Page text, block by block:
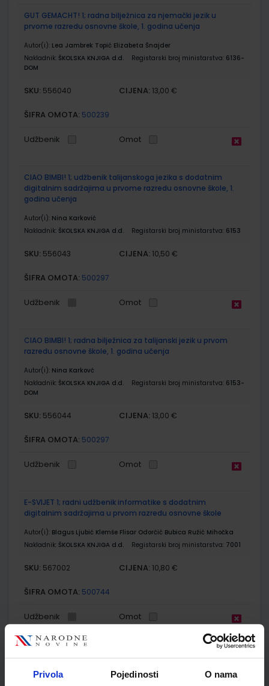
Privola Pojedinosti O nama
GUT GEMACHT! 1; radna bilježnica za njemački jezik u
prvome razredu osnovne škole, 1. godina učenja
Autor(i): Lea Jambrek Topić Elizabeta Šnajder
Nakladnik: ŠKOLSKA KNJIGA d.d. Registarski broj ministarstva: 6136-
DOM
SKU: 556040 CIJENA: 13,00 €
ŠIFRA OMOTA: 500239
Udžbenik Omot
CIAO BIMBI! 1; udžbenik talijanskoga jezika s dodatnim
digitalnim sadržajima u prvome razredu osnovne škole, 1.
godina učenja
Autor(i): Nina Karković
Nakladnik: ŠKOLSKA KNJIGA d.d. Registarski broj ministarstva: 6153
SKU: 556043 CIJENA: 10,50 €
ŠIFRA OMOTA: 500297
Udžbenik Omot
CIAO BIMBI! 1; radna bilježnica za talijanski jezik u prvom
razredu osnovne škole, 1. godina učenja
Autor(i): Nina Karkovć
Nakladnik: ŠKOLSKA KNJIGA d.d. Registarski broj ministarstva: 6153-
DOM
SKU: 556044 CIJENA: 13,00 €
ŠIFRA OMOTA: 500297
Udžbenik Omot
E-SVIJET 1; radni udžbenik informatike s dodatnim
digitalnim sadržajima u prvom razredu osnovne škole
Autor(i): Blagus Ljubić Klemše Flisar Odorčić Bubica Ružić Mihočka
Nakladnik: ŠKOLSKA KNJIGA d.d. Registarski broj ministarstva: 7001
SKU: 567002 CIJENA: 10,80 €
ŠIFRA OMOTA: 500744
Udžbenik Omot